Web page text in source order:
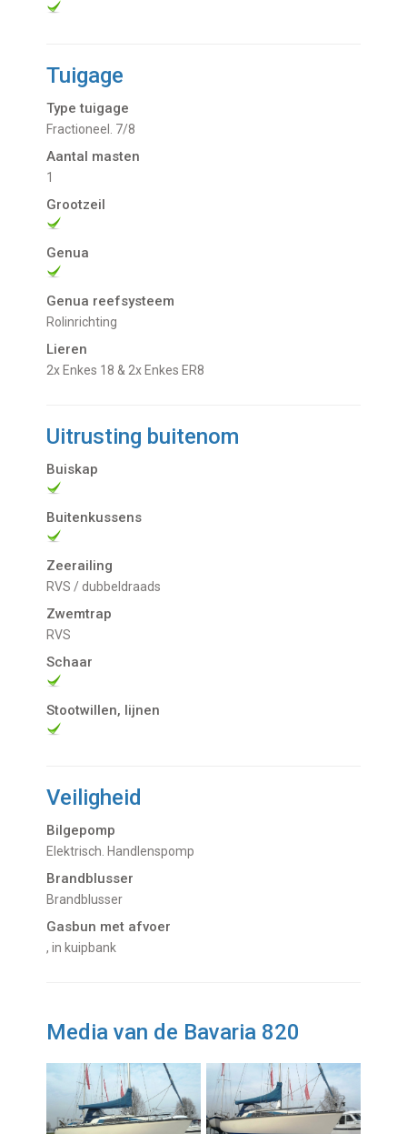
Tuigage
Type tuigage
Fractioneel. 7/8
Aantal masten
1
Grootzeil
Genua
Genua reefsysteem
Rolinrichting
Lieren
2x Enkes 18 & 2x Enkes ER8
Uitrusting buitenom
Buiskap
Buitenkussens
Zeerailing
RVS / dubbeldraads
Zwemtrap
RVS
Schaar
Stootwillen, lijnen
Veiligheid
Bilgepomp
Elektrisch. Handlenspomp
Brandblusser
Brandblusser
Gasbun met afvoer
, in kuipbank
Media van de Bavaria 820